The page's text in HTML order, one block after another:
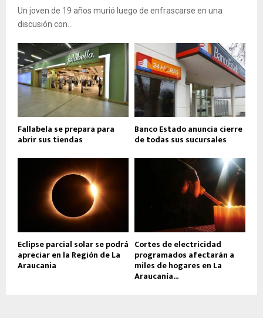
Un joven de 19 años murió luego de enfrascarse en una
discusión con...
Fallabela se prepara para
abrir sus tiendas
Banco Estado anuncia cierre
de todas sus sucursales
Eclipse parcial solar se podrá
apreciar en la Región de La
Araucania
Cortes de electricidad
programados afectarán a
miles de hogares en La
Araucanía...